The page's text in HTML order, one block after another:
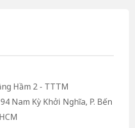
Hầm 2 - TTTM
Nam Kỳ Khởi Nghĩa, P. Bến